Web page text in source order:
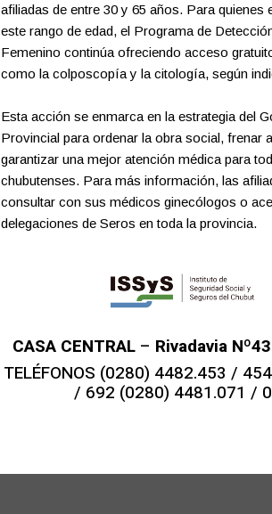
afiliadas de entre 30 y 65 años. Para quienes
este rango de edad, el Programa de
Femenino continúa ofreciendo acceso
como la colposcopía y la citología, según
Esta acción se enmarca en la estrategia del
Provincial para ordenar la obra social, frenar
garantizar una mejor atención médica para
chubutenses. Para más información, las
consultar con sus médicos ginecólogos o
delegaciones de Seros en toda la provincia.
CASA CENTRAL– Rivadavia
TELÉFONOS (0280) 4482.453 /
/ 692 (0280) 4481.071 /